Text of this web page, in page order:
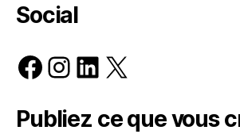
Social
Facebook
Instagram
LinkedIn
X
Publiez ce que vous